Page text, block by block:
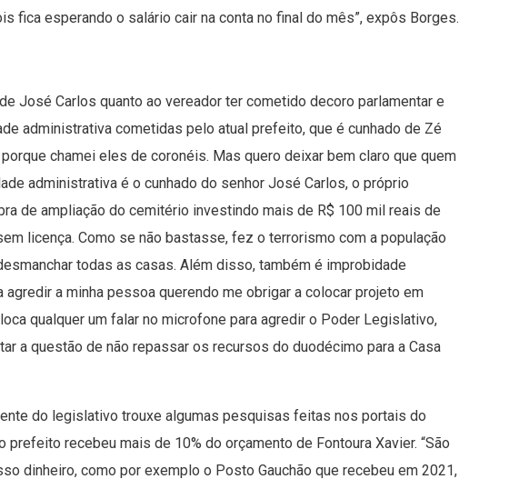
fica esperando o salário cair na conta no final do mês”, expôs Borges.
José Carlos quanto ao vereador ter cometido decoro parlamentar e
administrativa cometidas pelo atual prefeito, que é cunhado de Zé
chamei eles de coronéis. Mas quero deixar bem claro que quem
administrativa é o cunhado do senhor José Carlos, o próprio
de ampliação do cemitério investindo mais de R$ 100 mil reais de
licença. Como se não bastasse, fez o terrorismo com a população
todas as casas. Além disso, também é improbidade
a minha pessoa querendo me obrigar a colocar projeto em
qualquer um falar no microfone para agredir o Poder Legislativo,
a questão de não repassar os recursos do duodécimo para a Casa
do legislativo trouxe algumas pesquisas feitas nos portais do
recebeu mais de 10% do orçamento de Fontoura Xavier. “São
dinheiro, como por exemplo o Posto Gauchão que recebeu em 2021,